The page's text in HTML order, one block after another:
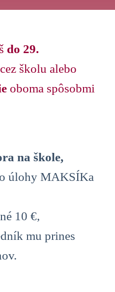
do 29.
cez školu alebo
oboma spôsobmi
na škole,
úlohy MAKSÍKa
10 €,
mu prines